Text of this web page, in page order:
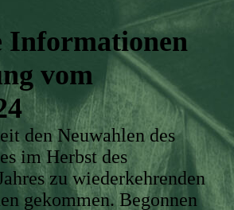
Informationen
vom
den Neuwahlen des
im Herbst des
zu wiederkehrenden
gekommen. Begonnen